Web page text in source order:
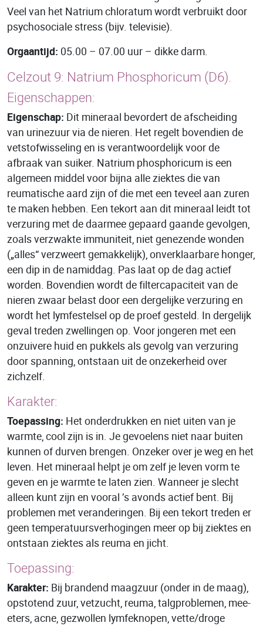
Veel van het Natrium chloratum wordt verbruikt door
psychosociale stress (bijv. televisie).
Orgaantijd: 05.00 – 07.00 uur – dikke darm.
Celzout 9: Natrium Phosphoricum (D6).
Eigenschappen:
Eigenschap: Dit mineraal bevordert de afscheiding
van urinezuur via de nieren. Het regelt bovendien de
vetstofwisseling en is verantwoordelijk voor de
afbraak van suiker. Natrium phosphoricum is een
algemeen middel voor bijna alle ziektes die van
reumatische aard zijn of die met een teveel aan zuren
te maken hebben. Een tekort aan dit mineraal leidt tot
verzuring met de daarmee gepaard gaande gevolgen,
zoals verzwakte immuniteit, niet genezende wonden
(„alles“ verzweert gemakkelijk), onverklaarbare honger,
een dip in de namiddag. Pas laat op de dag actief
worden. Bovendien wordt de filtercapaciteit van de
nieren zwaar belast door een dergelijke verzuring en
wordt het lymfestelsel op de proef gesteld. In dergelijk
geval treden zwellingen op. Voor jongeren met een
onzuivere huid en pukkels als gevolg van verzuring
door spanning, ontstaan uit de onzekerheid over
zichzelf.
Karakter:
Toepassing: Het onderdrukken en niet uiten van je
warmte, cool zijn is in. Je gevoelens niet naar buiten
kunnen of durven brengen. Onzeker over je weg en het
leven. Het mineraal helpt je om zelf je leven vorm te
geven en je warmte te laten zien. Wanneer je slecht
alleen kunt zijn en vooral ’s avonds actief bent. Bij
problemen met veranderingen. Bij een tekort treden er
geen temperatuursverhogingen meer op bij ziektes en
ontstaan ziektes als reuma en jicht.
Toepassing:
Karakter: Bij brandend maagzuur (onder in de maag),
opstotend zuur, vetzucht, reuma, talgproblemen, mee-
eters, acne, gezwollen lymfeknopen, vette/droge